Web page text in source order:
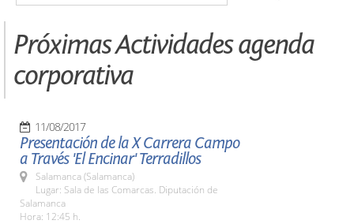
Próximas Actividades agenda
corporativa
11/08/2017
Presentación de la X Carrera Campo
a Través 'El Encinar' Terradillos
Salamanca (Salamanca)
Lugar: Sala de las Comarcas. Diputación de
Salamanca
Hora: 12:45 h.